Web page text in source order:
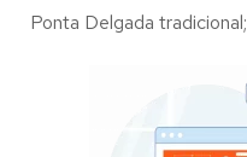
Ponta Delgada tradicional;